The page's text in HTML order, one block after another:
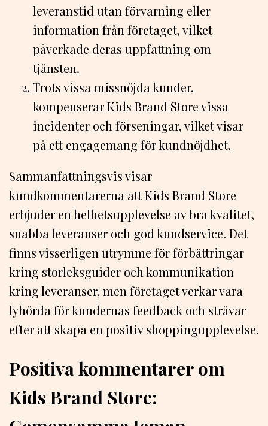
leveranstid utan förvarning eller
information från företaget, vilket
påverkade deras uppfattning om
tjänsten.
Trots vissa missnöjda kunder,
kompenserar Kids Brand Store vissa
incidenter och förseningar, vilket visar
på ett engagemang för kundnöjdhet.
Sammanfattningsvis visar
kundkommentarerna att Kids Brand Store
erbjuder en helhetsupplevelse av bra kvalitet,
snabba leveranser och god kundservice. Det
finns visserligen utrymme för förbättringar
kring storleksguider och kommunikation
kring leveranser, men företaget verkar vara
lyhörda för kundernas feedback och strävar
efter att skapa en positiv shoppingupplevelse.
Positiva kommentarer om
Kids Brand Store: